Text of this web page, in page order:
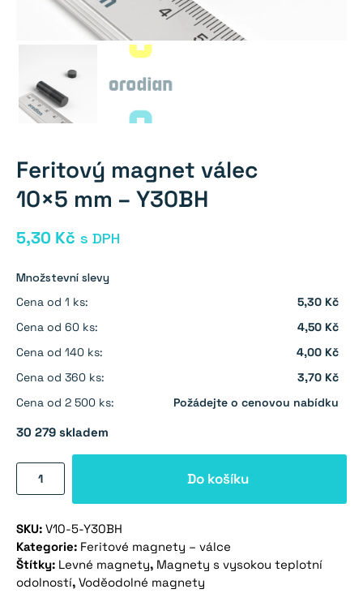
Feritový magnet válec
10×5 mm – Y30BH
5,30 Kč s DPH
Množstevní slevy
Cena od 1 ks:
5,30 Kč
Cena od 60 ks:
4,50 Kč
Cena od 140 ks:
4,00 Kč
Cena od 360 ks:
3,70 Kč
Cena od 2 500 ks:
Požádejte o cenovou nabídku
30 279 skladem
Feritový
magnet
10×5
mm
-
Y30BH
Do košíku
SKU: V10-5-Y30BH
Kategorie: Feritové magnety – válce
Štítky: Levné magnety, Magnety s vysokou teplotní
odolností, Voděodolné magnety